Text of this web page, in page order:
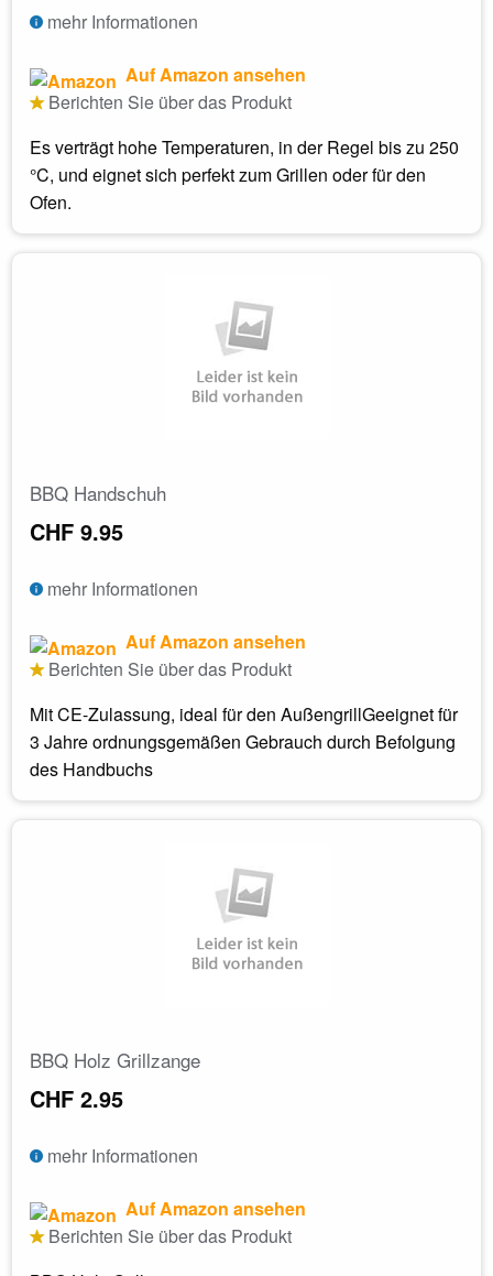
mehr Informationen
Auf Amazon ansehen
Berichten Sie über das Produkt
Es verträgt hohe Temperaturen, in der Regel bis zu 250
°C, und eignet sich perfekt zum Grillen oder für den
Ofen.
BBQ Handschuh
CHF 9.95
mehr Informationen
Auf Amazon ansehen
Berichten Sie über das Produkt
Mit CE-Zulassung, ideal für den AußengrillGeeignet für
3 Jahre ordnungsgemäßen Gebrauch durch Befolgung
des Handbuchs
BBQ Holz Grillzange
CHF 2.95
mehr Informationen
Auf Amazon ansehen
Berichten Sie über das Produkt